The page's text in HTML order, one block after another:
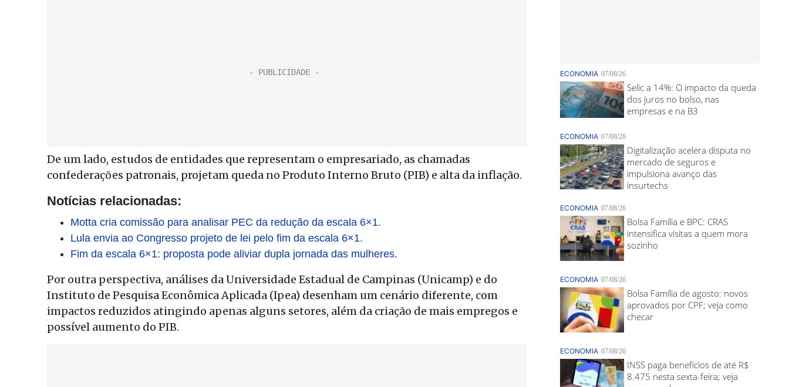
De um lado, estudos de entidades que representam o empresariado, as chamadas
confederações patronais, projetam queda no Produto Interno Bruto (PIB) e alta da inflação.
Notícias relacionadas:
Motta cria comissão para analisar PEC da redução da escala 6×1.
Lula envia ao Congresso projeto de lei pelo fim da escala 6×1.
Fim da escala 6×1: proposta pode aliviar dupla jornada das mulheres.
Por outra perspectiva, análises da Universidade Estadual de Campinas (Unicamp) e do
Instituto de Pesquisa Econômica Aplicada (Ipea) desenham um cenário diferente, com
impactos reduzidos atingindo apenas alguns setores, além da criação de mais empregos e
possível aumento do PIB.